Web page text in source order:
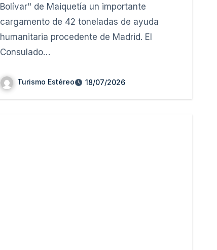
Bolívar" de Maiquetía un importante
cargamento de 42 toneladas de ayuda
humanitaria procedente de Madrid. El
Consulado…
Turismo Estéreo 18/07/2026